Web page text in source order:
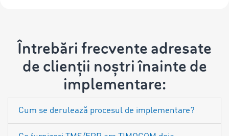
Întrebări frecvente adresate
de clienții noștri înainte de
implementare:
Cum se derulează procesul de implementare?